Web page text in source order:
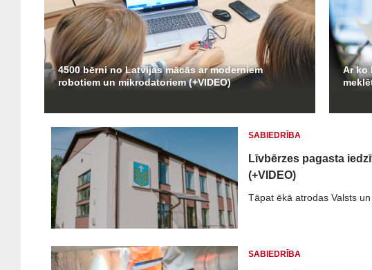
4500 bērni no Latvijas mācās ar moderniem
robotiem un mikrodatoriem (+VIDEO)
Ar ko
SABIEDRĪBA
Līvbērzes pagasta
(+VIDEO)
Tāpat ēkā atrodas Valsts
SABIEDRĪBA